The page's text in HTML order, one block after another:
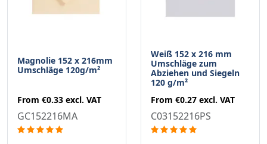
Magnolie 152 x 216mm
Umschläge 120g/m²
From €0.33 excl. VAT
GC152216MA
Weiß 152 x 216 mm
Umschläge zum
Abziehen und Siegeln
120 g/m²
From €0.27 excl. VAT
C03152216PS